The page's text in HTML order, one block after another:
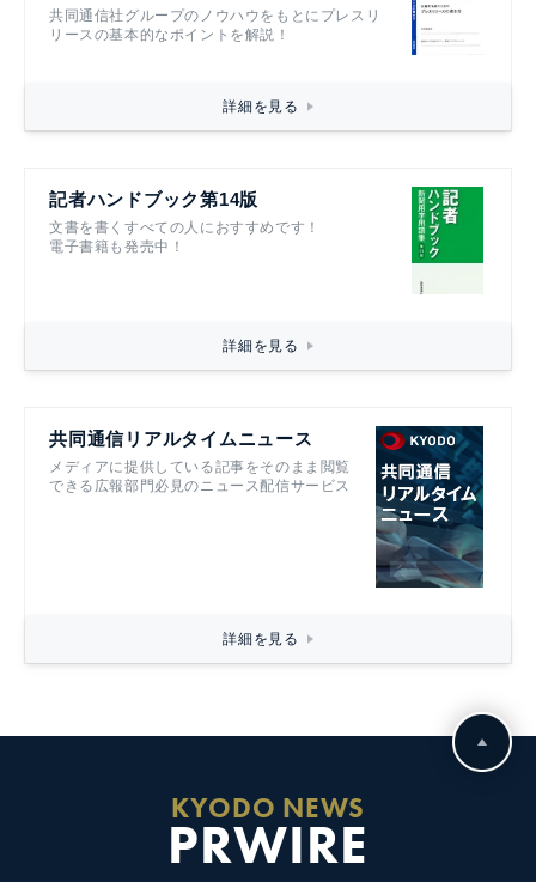
共同通信社グループのノウハウをもとにプレスリ
リースの基本的なポイントを解説！
詳細を見る
記者ハンドブック第14版
文書を書くすべての人におすすめです！
電子書籍も発売中！
詳細を見る
共同通信リアルタイムニュース
メディアに提供している記事をそのまま閲覧
できる広報部門必見のニュース配信サービス
詳細を見る
KYODO NEWS
PRWIRE